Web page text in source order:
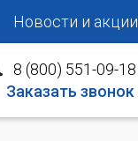
Новости и акции
8 (800) 551-09-18
Заказать звонок